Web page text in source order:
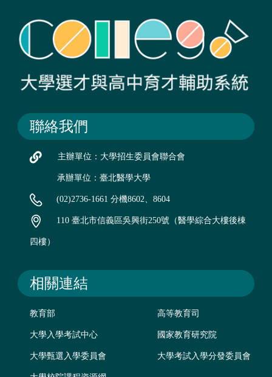
聯絡我們
主辦單位：大學招生委員會聯合會
承辦單位：臺北醫學大學
(02)2736-1661 分機8602、8604
110 臺北市信義區吳興街250號（醫學綜合大樓後棟
四樓）
相關連結
教育部 高等教育司
大學入學考試中心 國家教育研究院
大學甄選入學委員會 大學考試入學分發委員會